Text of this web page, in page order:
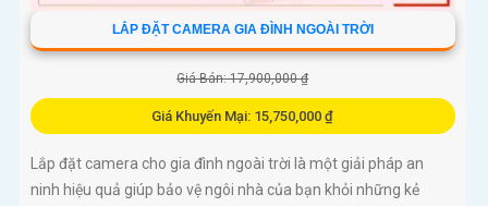
LẮP ĐẶT CAMERA GIA ĐÌNH NGOÀI TRỜI
Giá Bán: 17,900,000 ₫
Giá Khuyến Mại: 15,750,000 ₫
Lắp đặt camera cho gia đình ngoài trời là một giải pháp an
ninh hiệu quả giúp bảo vệ ngôi nhà của bạn khỏi những kẻ